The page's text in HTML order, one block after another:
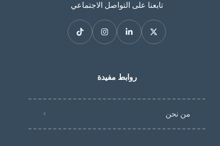
تابعنا على التواصل الاجتماعي
روابط مفيدة
من نحن